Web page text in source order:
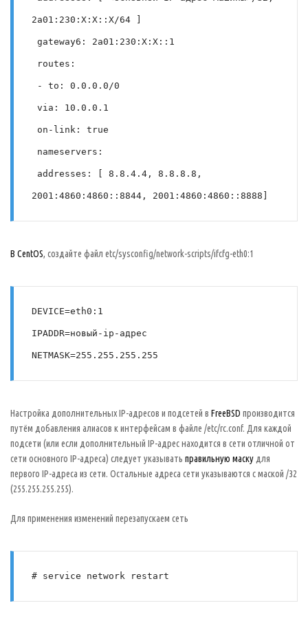
2a01:230:X:X::X/64 ]
gateway6: 2a01:230:X:X::1
routes:
- to: 0.0.0.0/0
via: 10.0.0.1
on-link: true
nameservers:
2001:4860:4860::8844, 2001:4860:4860::8888]
В CentOS, создайте файл etc/sysconfig/network-scripts/ifcfg-eth0:1
DEVICE=eth0:1
IPADDR=новый-ip-адрес
NETMASK=255.255.255.255
Настройка дополнительных IP-адресов и подсетей в FreeBSD производится
путём добавления алиасов к интерфейсам в файле /etc/rc.conf. Для каждой
подсети (или если дополнительный IP-адрес находится в сети отличной от
сети основного IP-адреса) следует указывать правильную маску для
первого IP-адреса из сети. Остальные адреса сети указываются с маской /32
(255.255.255.255).
Для применения изменений перезапускаем сеть
# service network restart